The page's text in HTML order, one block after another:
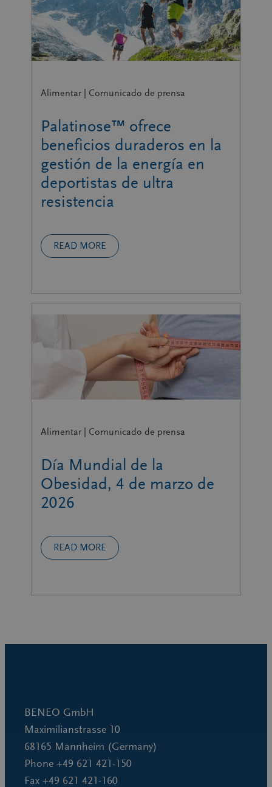
Alimentar | Comunicado de prensa
Palatinose™ ofrece
beneficios duraderos en la
gestión de la energía en
deportistas de ultra
resistencia
READ MORE
Alimentar | Comunicado de prensa
Día Mundial de la
Obesidad, 4 de marzo de
2026
READ MORE
BENEO GmbH
Maximilianstrasse 10
68165 Mannheim (Germany)
Phone +49 621 421-150
Fax +49 621 421-160